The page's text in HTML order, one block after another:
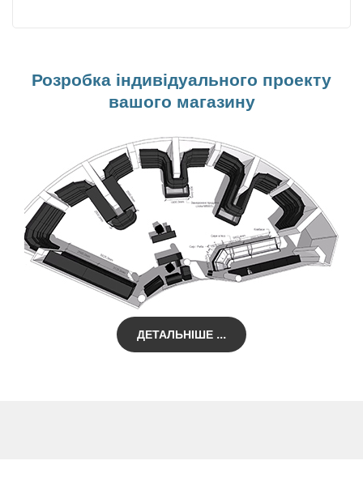
Розробка індивідуального проекту
вашого магазину
ДЕТАЛЬНІШЕ ...